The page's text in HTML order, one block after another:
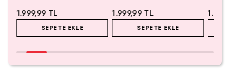
1.999,99 TL
SEPETE EKLE
1.999,99 TL
SEPETE EKLE